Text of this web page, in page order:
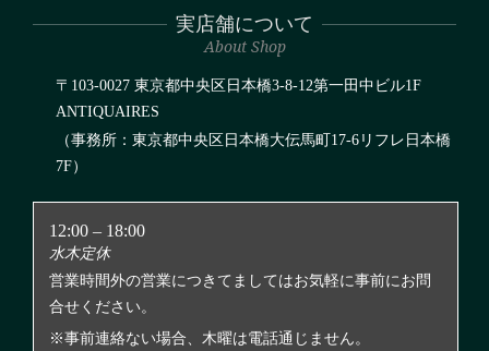
実店舗について
About Shop
〒103-0027 東京都中央区日本橋3-8-12第一田中ビル1F
ANTIQUAIRES
（事務所：東京都中央区日本橋大伝馬町17-6リフレ日本橋
7F）
12:00 – 18:00
水木定休
営業時間外の営業につきてましてはお気軽に事前にお問
合せください。
※事前連絡ない場合、木曜は電話通じません。